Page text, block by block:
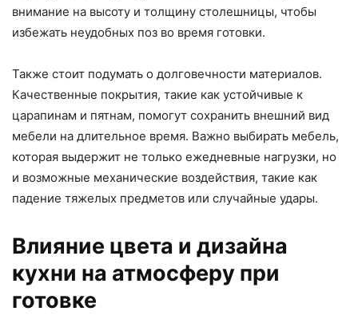
внимание на высоту и толщину столешницы, чтобы
избежать неудобных поз во время готовки.
Также стоит подумать о долговечности материалов.
Качественные покрытия, такие как устойчивые к
царапинам и пятнам, помогут сохранить внешний вид
мебели на длительное время. Важно выбирать мебель,
которая выдержит не только ежедневные нагрузки, но
и возможные механические воздействия, такие как
падение тяжелых предметов или случайные удары.
Влияние цвета и дизайна
кухни на атмосферу при
готовке